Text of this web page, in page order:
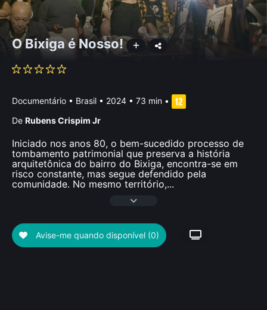
O Bixiga é Nosso!
Documentário • Brasil • 2024 • 73 min •
De Rubens Crispim Jr
Iniciado nos anos 80, o bem-sucedido processo de
tombamento patrimonial que preserva a história
arquitetônica do bairro do Bixiga, encontra-se em
risco constante, mas segue defendido pela
comunidade. No mesmo território,...
Avise-me quando disponível (0)